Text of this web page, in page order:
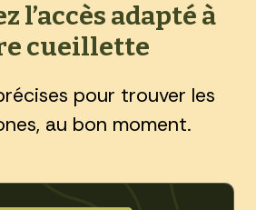
l’accès adapté à
cueillette
pour trouver les
au bon moment.